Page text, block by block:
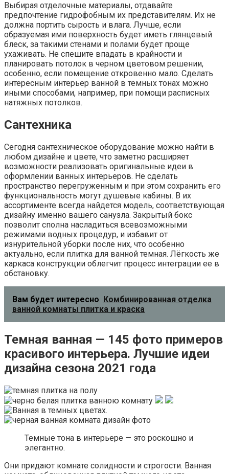
Выбирая отделочные материалы, отдавайте
предпочтение гидрофобным их представителям. Их не
должна портить сырость и влага. Лучше, если
образуемая ими поверхность будет иметь глянцевый
блеск, за такими стенами и полами будет проще
ухаживать. Не спешите впадать в крайности и
планировать потолок в черном цветовом решении,
особенно, если помещение откровенно мало. Сделать
интересным интерьер ванной в темных тонах можно
иными способами, например, при помощи расписных
натяжных потолков.
Сантехника
Сегодня сантехническое оборудование можно найти в
любом дизайне и цвете, что заметно расширяет
возможности реализовать оригинальные идеи в
оформлении ванных интерьеров. Не сделать
пространство перегруженным и при этом сохранить его
функциональность могут душевые кабины. В их
ассортименте всегда найдется модель, соответствующая
дизайну именно вашего санузла. Закрытый бокс
позволит сполна насладиться всевозможными
режимами водных процедур, и избавит от
изнурительной уборки после них, что особенно
актуально, если плитка для ванной темная. Лёгкость же
каркаса конструкции облегчит процесс интеграции ее в
обстановку.
Вам будет интересно Комбинированная отделка
ванной комнаты плитка и краска
Темная ванная — 145 фото примеров
красивого интерьера. Лучшие идеи
дизайна сезона 2021 года
Темные тона в интерьере — это роскошно и
элегантно.
Они придают комнате солидности и строгости. Ванная